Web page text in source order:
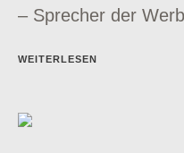
– Sprecher der
WEITERLESEN